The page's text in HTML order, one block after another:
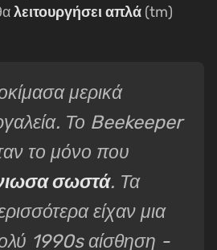
λειτουργήσει απλά (tm)
μερικά
Το Beekeeper
το μόνο που
σωστά. Τα
είχαν μια
1990s αίσθηση -